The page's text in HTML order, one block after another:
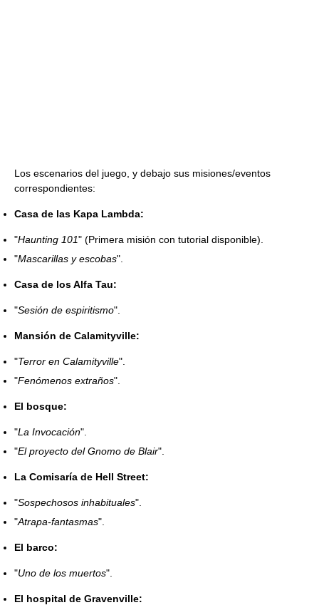
Los escenarios del juego, y debajo sus misiones/eventos
correspondientes:
Casa de las Kapa Lambda:
"Haunting 101" (Primera misión con tutorial disponible).
"Mascarillas y escobas".
Casa de los Alfa Tau:
"Sesión de espiritismo".
Mansión de Calamityville:
"Terror en Calamityville".
"Fenómenos extraños".
El bosque:
"La Invocación".
"El proyecto del Gnomo de Blair".
La Comisaría de Hell Street:
"Sospechosos inhabituales".
"Atrapa-fantasmas".
El barco:
"Uno de los muertos".
El hospital de Gravenville: